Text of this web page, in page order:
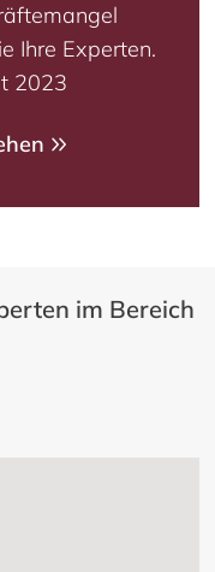
Ihre Experten.
2023
im Bereich